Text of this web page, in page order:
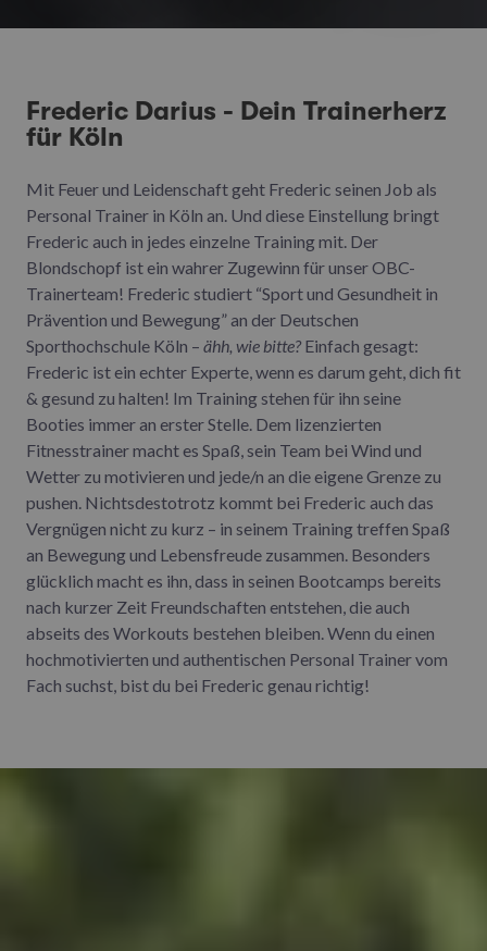
Frederic Darius - Dein Trainerherz
für Köln
Mit Feuer und Leidenschaft geht Frederic seinen Job als
Personal Trainer in Köln an. Und diese Einstellung bringt
Frederic auch in jedes einzelne Training mit. Der
Blondschopf ist ein wahrer Zugewinn für unser OBC-
Trainerteam! Frederic studiert “Sport und Gesundheit in
Prävention und Bewegung” an der Deutschen
Sporthochschule Köln – ähh, wie bitte? Einfach gesagt:
Frederic ist ein echter Experte, wenn es darum geht, dich fit
& gesund zu halten! Im Training stehen für ihn seine
Booties immer an erster Stelle. Dem lizenzierten
Fitnesstrainer macht es Spaß, sein Team bei Wind und
Wetter zu motivieren und jede/n an die eigene Grenze zu
pushen. Nichtsdestotrotz kommt bei Frederic auch das
Vergnügen nicht zu kurz – in seinem Training treffen Spaß
an Bewegung und Lebensfreude zusammen. Besonders
glücklich macht es ihn, dass in seinen Bootcamps bereits
nach kurzer Zeit Freundschaften entstehen, die auch
abseits des Workouts bestehen bleiben. Wenn du einen
hochmotivierten und authentischen Personal Trainer vom
Fach suchst, bist du bei Frederic genau richtig!